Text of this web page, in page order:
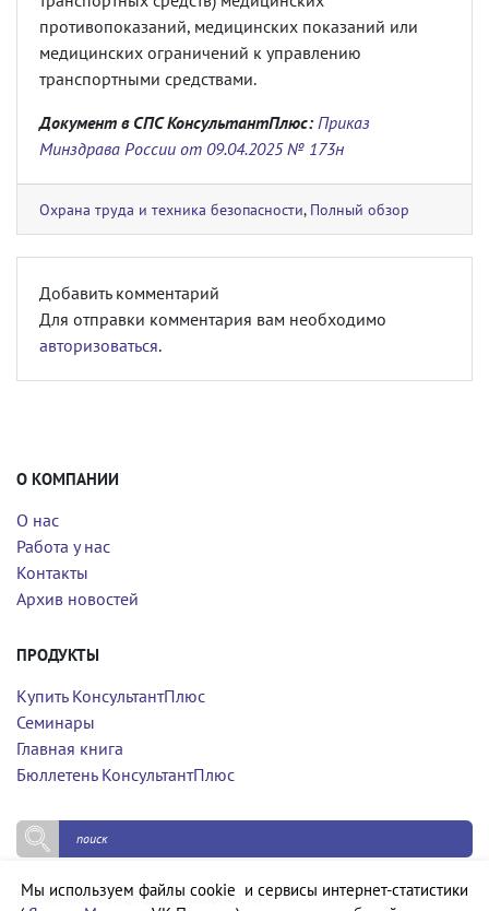
противопоказаний, медицинских показаний или
медицинских ограничений к управлению
транспортными средствами.
Документ в СПС КонсультантПлюс: Приказ
Минздрава России от 09.04.2025 № 173н
Охрана труда и техника безопасности, Полный обзор
Добавить комментарий
Для отправки комментария вам необходимо
авторизоваться.
О КОМПАНИИ
О нас
Работа у нас
Контакты
Архив новостей
ПРОДУКТЫ
Купить КонсультантПлюс
Семинары
Главная книга
Бюллетень КонсультантПлюс
Политика конфиденциальности
Мы используем файлы cookie и сервисы интернет-статистики